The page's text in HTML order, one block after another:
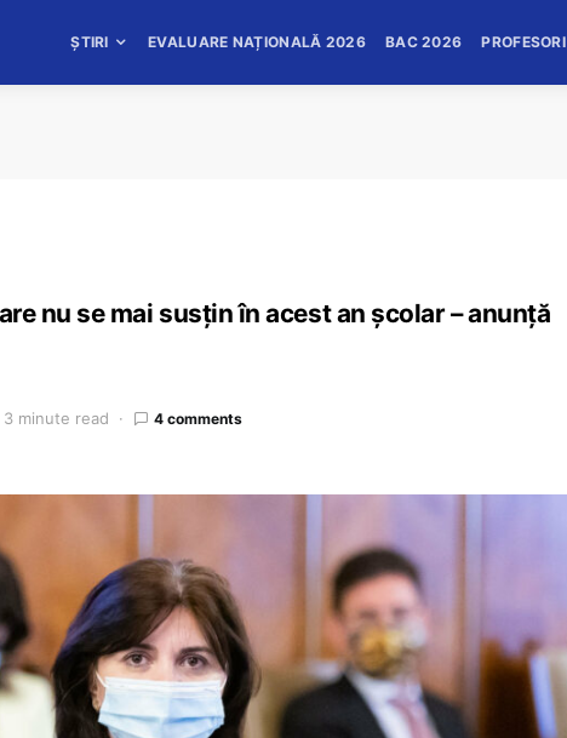
ȘTIRI EVALUARE NAȚIONALĂ 2026 BAC 2026 PROFESORI
nu se mai susțin în acest an școlar – anunță
3 minute read 4 comments